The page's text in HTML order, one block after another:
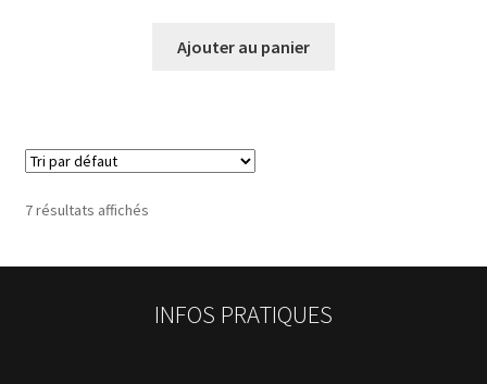
Ajouter au panier
7 résultats affichés
INFOS PRATIQUES